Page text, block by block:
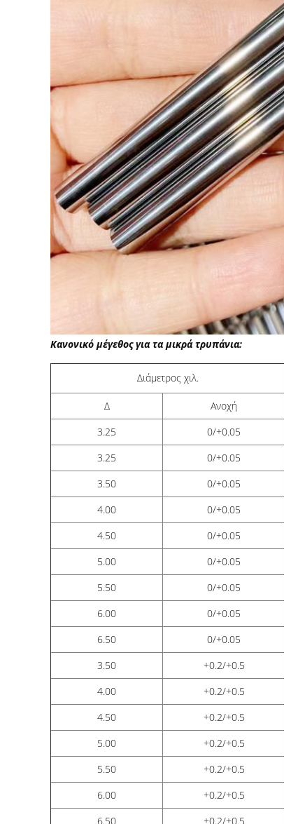
Κανονικό μέγεθος για τα μικρά τρυπάνια:
Διάμετρος χιλ.
Δ Ανοχή
3.25
0/+0.05
3.25
0/+0.05
3.50
0/+0.05
4.00
0/+0.05
4.50
0/+0.05
5.00
0/+0.05
5.50
0/+0.05
6.00
0/+0.05
6.50
0/+0.05
3.50
+0.2/+0.5
4.00
+0.2/+0.5
4.50
+0.2/+0.5
5.00
+0.2/+0.5
5.50
+0.2/+0.5
6.00
+0.2/+0.5
6.50
+0.2/+0.5